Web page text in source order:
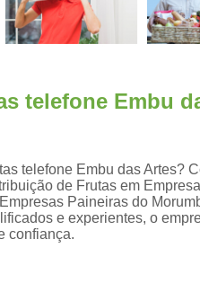
de
para
telefone Embu
telefone Embu das Artes?
de Frutas em
Paineiras do
e experientes, o
confiança.